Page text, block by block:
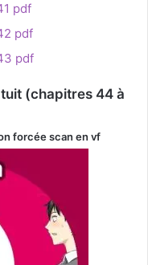
pdf
pdf
pdf
(chapitres 44 à
forcéescan en vf